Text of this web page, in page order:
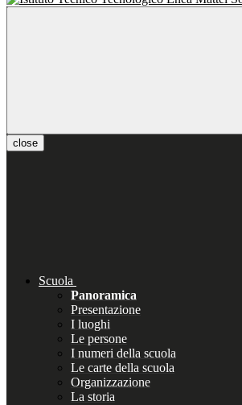
close
Scuola
Panoramica
Presentazione
I luoghi
Le persone
I numeri della scuola
Le carte della scuola
Organizzazione
La storia